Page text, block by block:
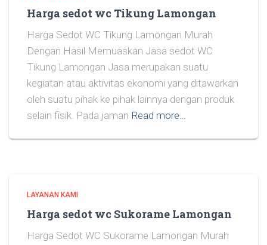
Harga sedot wc Tikung Lamongan
Harga Sedot WC Tikung Lamongan Murah
Dengan Hasil Memuaskan Jasa sedot WC
Tikung Lamongan Jasa merupakan suatu
kegiatan atau aktivitas ekonomi yang ditawarkan
oleh suatu pihak ke pihak lainnya dengan produk
selain fisik. Pada jaman Read more…
LAYANAN KAMI
Harga sedot wc Sukorame Lamongan
Harga Sedot WC Sukorame Lamongan Murah